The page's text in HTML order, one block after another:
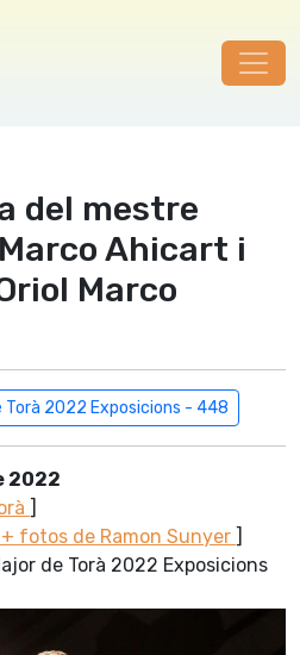
del mestre
Ahicart i
Marco
Torà 2022 Exposicions - 448
2022
]
+ fotos de Ramon Sunyer ]
de Torà 2022 Exposicions